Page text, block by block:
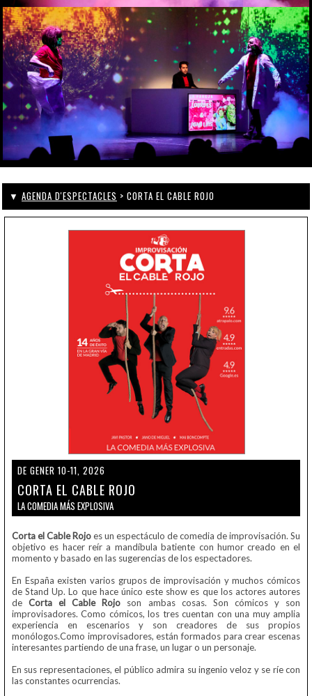
▼ AGENDA D'ESPECTACLES > CORTA EL CABLE ROJO
DE GENER 10-11, 2026
CORTA EL CABLE ROJO
LA COMEDIA MÁS EXPLOSIVA
Corta el Cable Rojoes un espectáculo de comedia de improvisación. Su
objetivo es hacer reír a mandíbula batiente con humor creado en el
momento y basado en las sugerencias de los espectadores.
En España existen varios grupos de improvisación y muchos cómicos
de Stand Up. Lo que hace único este show es que los actores autores
deCorta el Cable Rojo son ambas cosas. Son cómicos y son
improvisadores. Como cómicos, los tres cuentan con una muy amplia
experiencia en escenarios y son creadores de sus propios
monólogos.Como improvisadores, están formados para crear escenas
interesantes partiendo de una frase, un lugar o un personaje.
En sus representaciones, el público admira su ingenio veloz y se ríe con
las constantes ocurrencias.